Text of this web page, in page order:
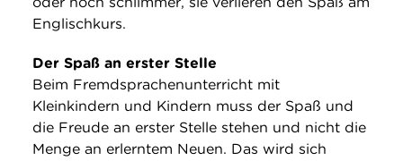
Englischkurs.
Der Spaß an erster Stelle
Beim Fremdsprachenunterricht mit
Kleinkindern und Kindern muss der Spaß und
die Freude an erster Stelle stehen und nicht die
Menge an erlerntem Neuen. Das wird sich